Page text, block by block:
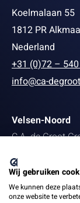
Koelmalaan 55
1812 PR
Nederland
+31 (0)72 –
info@ca-
Velsen-Noord
C.A. de Groot
1951 MB Velsen-
+31 (0)251 27
Wij gebruiken
We kunnen deze
onze website te